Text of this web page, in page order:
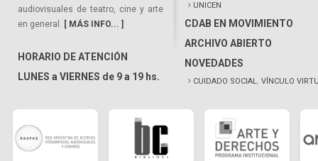
audiovisuales de teatro, cine y arte
en general. [ MÁS INFO... ]
HORARIO DE ATENCIÓN
LUNES a VIERNES de 9 a 19 hs.
UNICEN
CDAB EN MOVIMIENTO
ARCHIVO ABIERTO
NOVEDADES
CUIDADO SOCIAL. VÍNCULO